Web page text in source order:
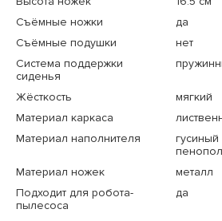
Съёмные ножки
да
Съёмные подушки
нет
Система поддержки
сиденья
Жёсткость
мягкий
Материал каркаса
Материал наполнителя
гусиный
Материал ножек
металл
Подходит для робота-
пылесоса
да